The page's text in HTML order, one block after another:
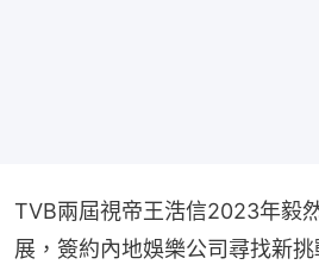
TVB兩屆視帝王浩信2023年毅
展，簽約內地娛樂公司尋找新